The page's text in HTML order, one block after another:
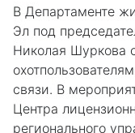
В Департаменте
Эл под
Николая Шуркова
связи. В
Центра
регионального